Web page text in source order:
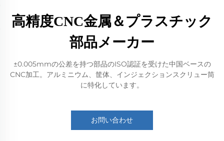
高精度CNC金属＆プラスチック
部品メーカー
±0.005mmの公差を持つ部品のISO認証を受けた中国ベースの
CNC加工。アルミニウム、筐体、インジェクションスクリュー筒
に特化しています。
お問い合わせ